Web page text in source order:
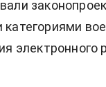
электронного